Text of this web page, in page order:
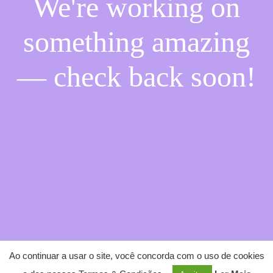
We're working on
something amazing
— check back soon!
Ao continuar a usar o site, você concorda com o uso de cookies